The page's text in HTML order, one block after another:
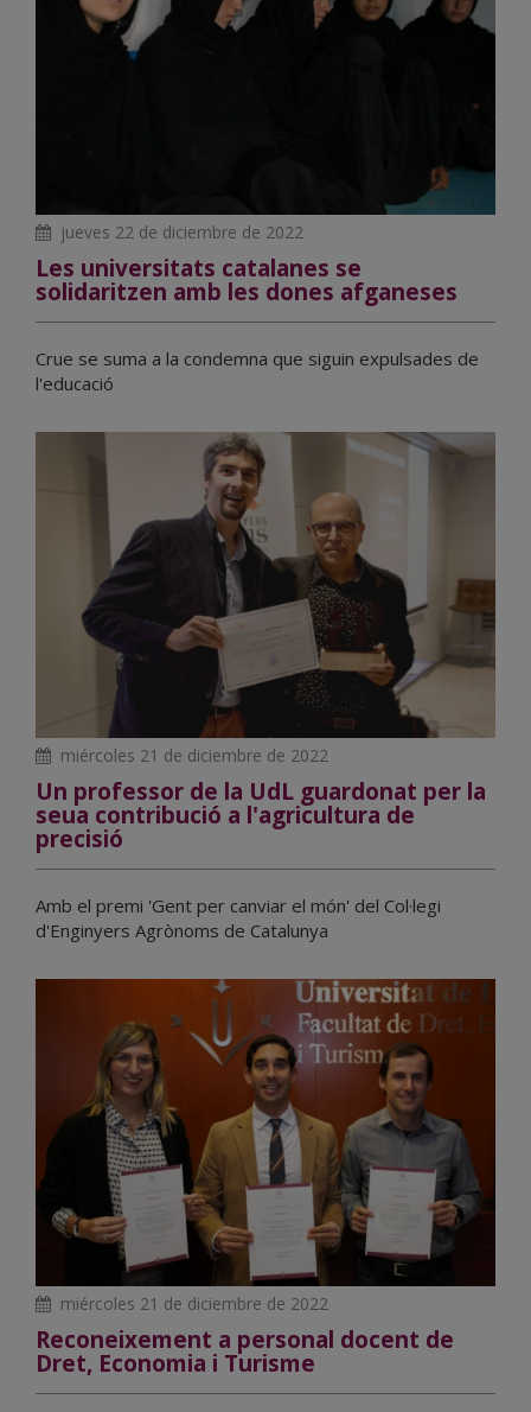
jueves 22 de diciembre de 2022
Les universitats catalanes se
solidaritzen amb les dones afganeses
Crue se suma a la condemna que siguin expulsades de
l'educació
miércoles 21 de diciembre de 2022
Un professor de la UdL guardonat per la
seua contribució a l'agricultura de
precisió
Amb el premi 'Gent per canviar el món' del Col·legi
d'Enginyers Agrònoms de Catalunya
miércoles 21 de diciembre de 2022
Reconeixement a personal docent de
Dret, Economia i Turisme